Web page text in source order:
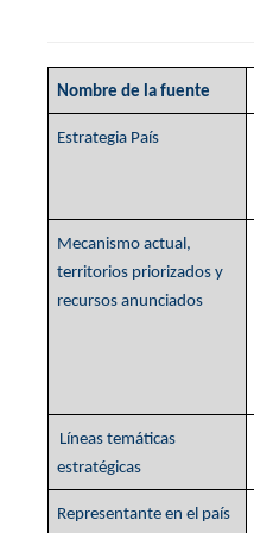
Nombre de la fuente
Estrategia País
Mecanismo actual,
territorios priorizados y
recursos anunciados
Líneas temáticas
estratégicas
Representante en el país